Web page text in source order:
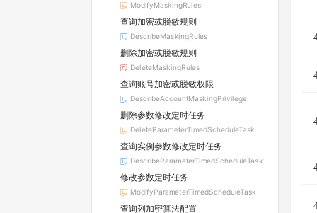
ModifyMaskingRules
查询加密或脱敏规则
DescribeMaskingRules
删除加密或脱敏规则
DeleteMaskingRules
查询账号加密或脱敏权限
DescribeAccountMaskingPrivilege
删除参数修改定时任务
DeleteParameterTimedScheduleTask
查询实例参数修改定时任务
DescribeParameterTimedScheduleTask
修改参数定时任务
ModifyParameterTimedScheduleTask
查询列加密算法配置